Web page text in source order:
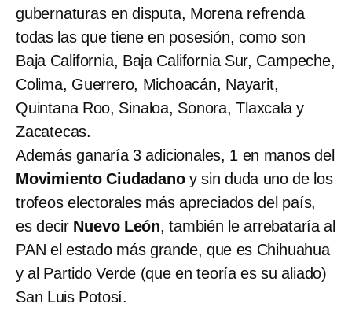
gubernaturas en disputa, Morena refrenda
todas las que tiene en posesión, como son
Baja California, Baja California Sur, Campeche,
Colima, Guerrero, Michoacán, Nayarit,
Quintana Roo, Sinaloa, Sonora, Tlaxcala y
Zacatecas.
Además ganaría 3 adicionales, 1 en manos del
Movimiento Ciudadano y sin duda uno de los
trofeos electorales más apreciados del país,
es decir Nuevo León, también le arrebataría al
PAN el estado más grande, que es Chihuahua
y al Partido Verde (que en teoría es su aliado)
San Luis Potosí.